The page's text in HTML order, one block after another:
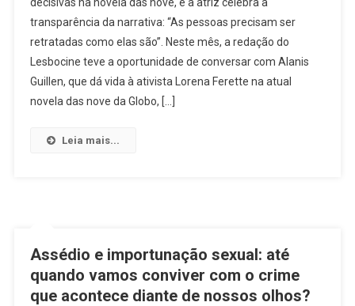
Da
Personagem:
Alanis
Guillen
Comenta
A
Novela
Em
Ampliar
transparência da narrativa: “As pessoas precisam ser
retratadas como elas são”. Neste mês, a redação do
Lesbocine teve a oportunidade de conversar com Alanis
Guillen, que dá vida à ativista Lorena Ferette na atual
novela das nove da Globo, […]
Leia mais...
Assédio e importunação sexual: até
quando vamos conviver com o crime
que acontece diante de nossos olhos?